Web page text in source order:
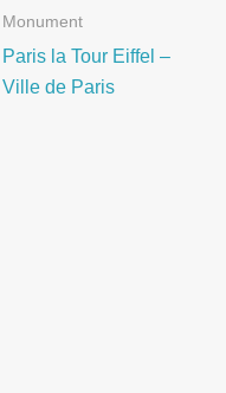
Monument
Paris la Tour Eiffel –
Ville de Paris